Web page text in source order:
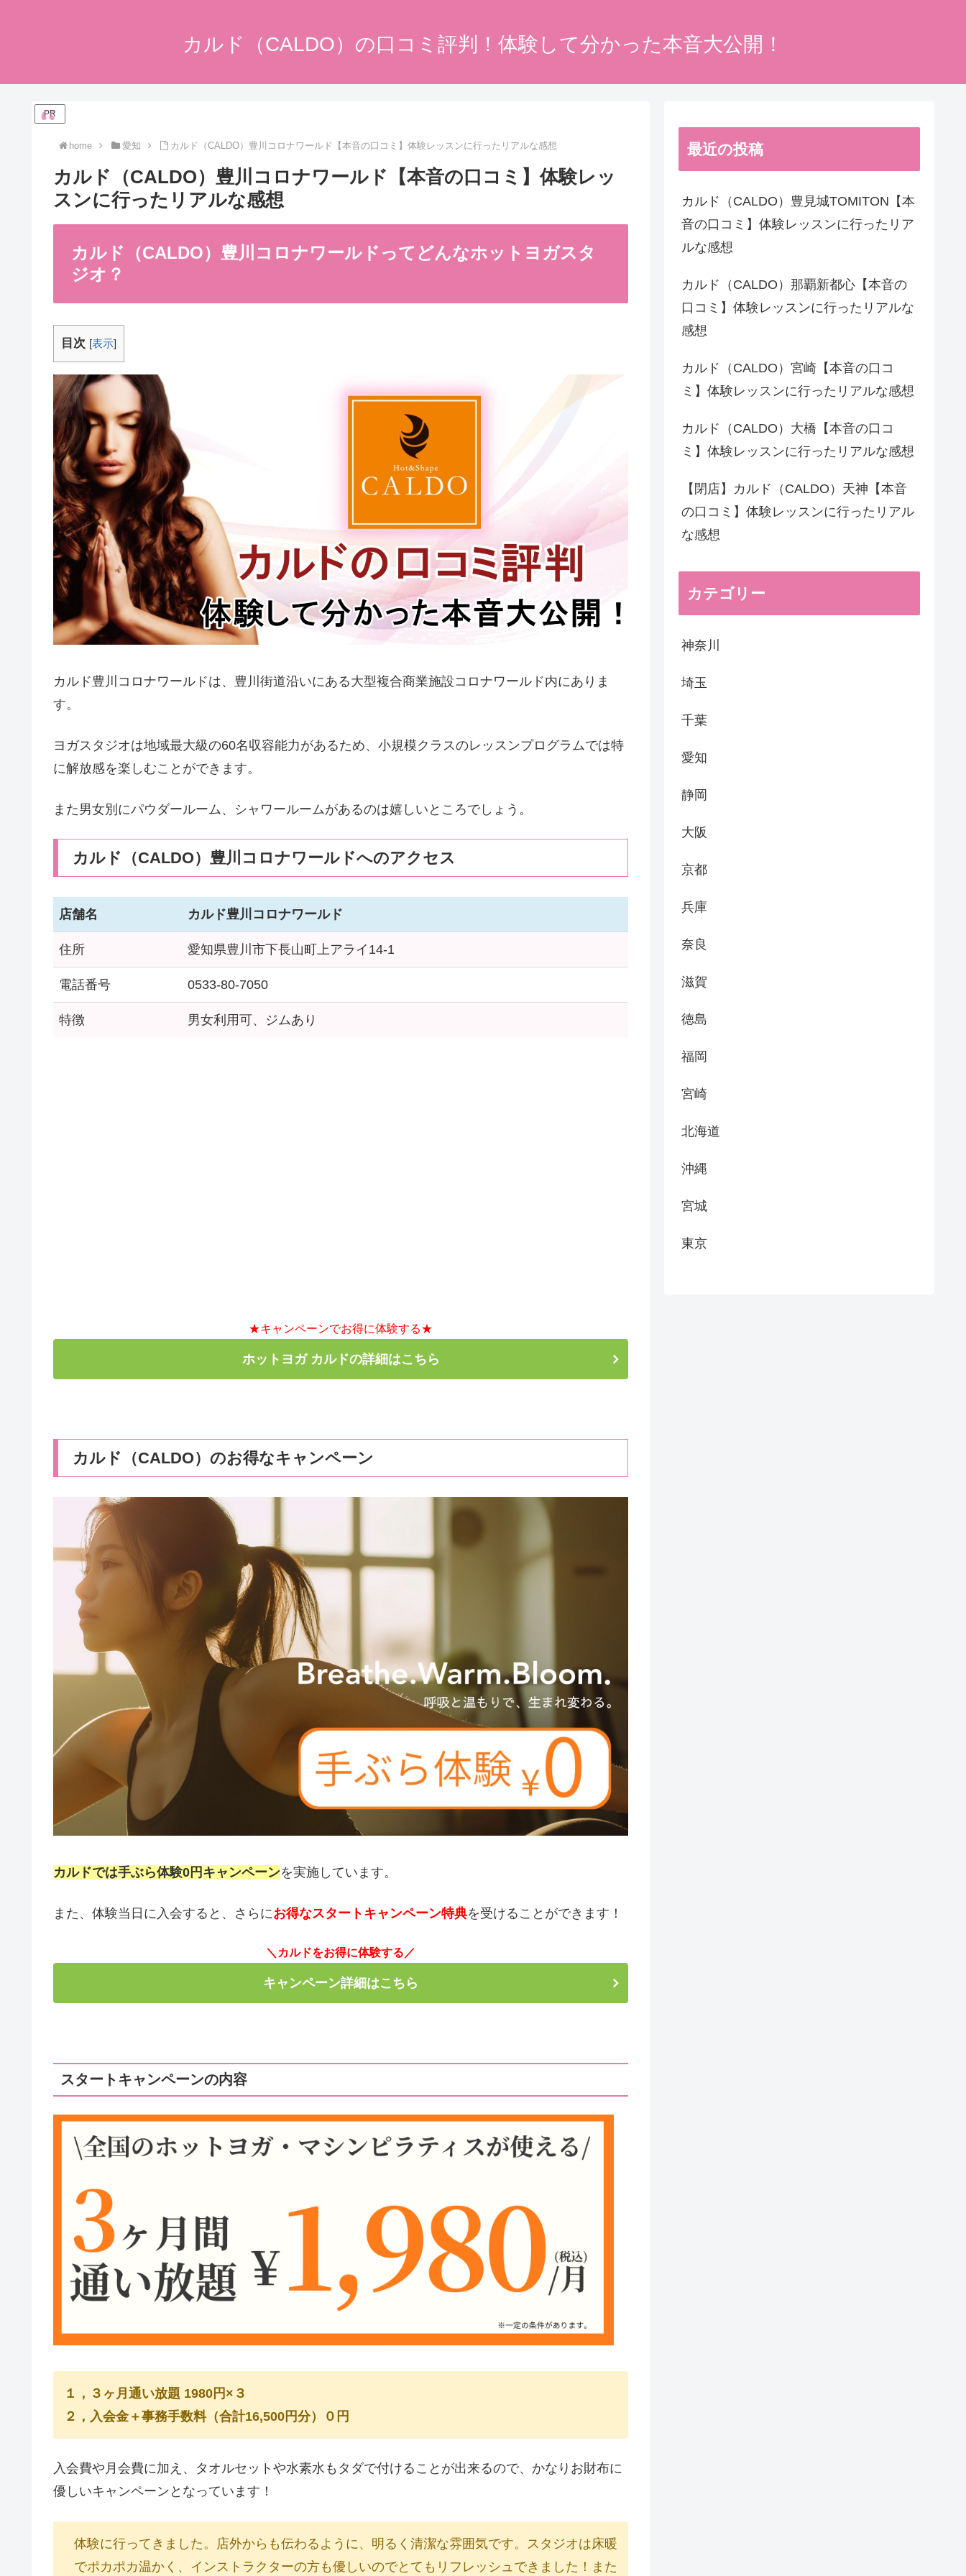
カルド（CALDO）の口コミ評判！体験して分かった本音大公開！
PR
home 愛知 カルド（CALDO）豊川コロナワールド【本音の口コミ】体験レッスンに行ったリアルな感想
カルド（CALDO）豊川コロナワールド【本音の口コミ】体験レッ
スンに行ったリアルな感想
カルド（CALDO）豊川コロナワールドってどんなホットヨガスタ
ジオ？
目次 [表示]
カルド豊川コロナワールドは、豊川街道沿いにある大型複合商業施設コロナワールド内にありま
す。
ヨガスタジオは地域最大級の60名収容能力があるため、小規模クラスのレッスンプログラムでは特
に解放感を楽しむことができます。
また男女別にパウダールーム、シャワールームがあるのは嬉しいところでしょう。
カルド（CALDO）豊川コロナワールドへのアクセス
店舗名 カルド豊川コロナワールド
住所 愛知県豊川市下長山町上アライ14-1
電話番号 0533-80-7050
特徴 男女利用可、ジムあり
★キャンペーンでお得に体験する★
ホットヨガ カルドの詳細はこちら
カルド（CALDO）のお得なキャンペーン
カルドでは手ぶら体験0円キャンペーンを実施しています。
また、体験当日に入会すると、さらにお得なスタートキャンペーン特典を受けることができます！
＼カルドをお得に体験する／
キャンペーン詳細はこちら
スタートキャンペーンの内容
１，３ヶ月通い放題 1980円×３
２，入会金＋事務手数料（合計16,500円分）０円
入会費や月会費に加え、タオルセットや水素水もタダで付けることが出来るので、かなりお財布に
優しいキャンペーンとなっています！
体験に行ってきました。店外からも伝わるように、明るく清潔な雰囲気です。スタジオは床暖
でポカポカ温かく、インストラクターの方も優しいのでとてもリフレッシュできました！また
最近の投稿
カルド（CALDO）豊見城TOMITON【本
音の口コミ】体験レッスンに行ったリア
ルな感想
カルド（CALDO）那覇新都心【本音の
口コミ】体験レッスンに行ったリアルな
感想
カルド（CALDO）宮崎【本音の口コ
ミ】体験レッスンに行ったリアルな感想
カルド（CALDO）大橋【本音の口コ
ミ】体験レッスンに行ったリアルな感想
【閉店】カルド（CALDO）天神【本音
の口コミ】体験レッスンに行ったリアル
な感想
カテゴリー
神奈川
埼玉
千葉
愛知
静岡
大阪
京都
兵庫
奈良
滋賀
徳島
福岡
宮崎
北海道
沖縄
宮城
東京